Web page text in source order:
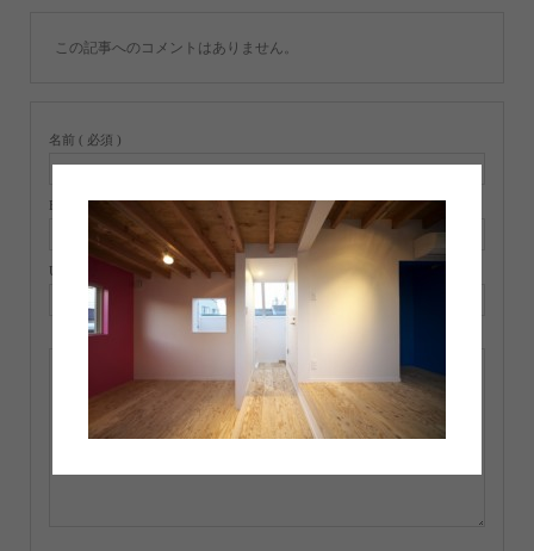
この記事へのコメントはありません。
名前 ( 必須 )
E-MAIL ( 必須 ) ※ 公開されません
URL